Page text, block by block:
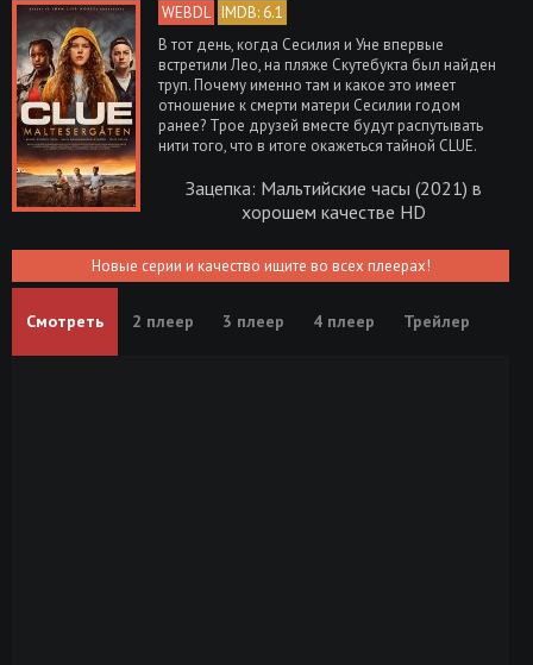
WEBDL IMDB: 6.1
В тот день, когда Сесилия и Уне впервые
встретили Лео, на пляже Скутебукта был найден
труп. Почему именно там и какое это имеет
отношение к смерти матери Сесилии годом
ранее? Трое друзей вместе будут распутывать
нити того, что в итоге окажеться тайной CLUE.
Зацепка: Мальтийские часы (2021) в
хорошем качестве HD
Новые серии и качество ищите во всех плеерах!
Смотреть 2 плеер 3 плеер 4 плеер Трейлер